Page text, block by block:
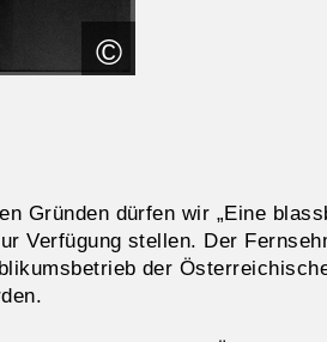
©
Gründen dürfen wir „Eine
Verfügung stellen. Der
der